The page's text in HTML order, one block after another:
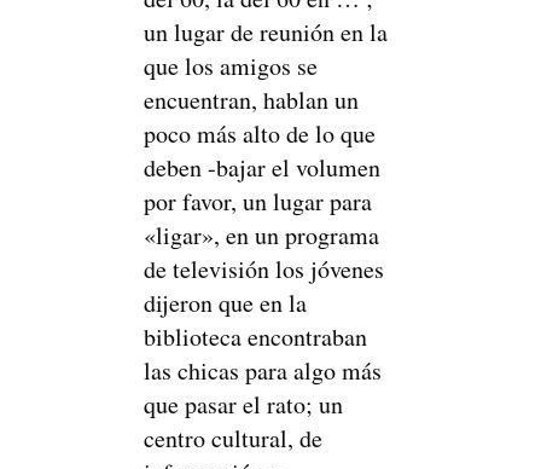
un lugar de reunión en la
que los amigos se
encuentran, hablan un
poco más alto de lo que
deben -bajar el volumen
por favor, un lugar para
«ligar», en un programa
de televisión los jóvenes
dijeron que en la
biblioteca encontraban
las chicas para algo más
que pasar el rato; un
centro cultural, de